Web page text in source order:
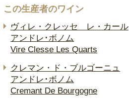
この生産者のワイン
ヴィレ・クレッセ レ・カール
アンドレ･ボノム
Vire Clesse Les Quarts
クレマン・ド・ブルゴーニュ
アンドレ･ボノム
Cremant De Bourgogne